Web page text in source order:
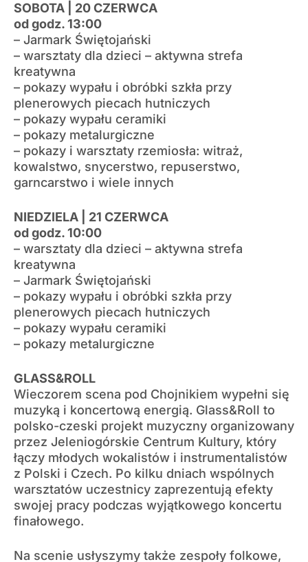
SOBOTA | 20 CZERWCA
od godz. 13:00
– Jarmark Świętojański
– warsztaty dla dzieci – aktywna strefa
kreatywna
– pokazy wypału i obróbki szkła przy
plenerowych piecach hutniczych
– pokazy wypału ceramiki
– pokazy metalurgiczne
– pokazy i warsztaty rzemiosła: witraż,
kowalstwo, snycerstwo, repuserstwo,
garncarstwo i wiele innych
NIEDZIELA | 21 CZERWCA
od godz. 10:00
– warsztaty dla dzieci – aktywna strefa
kreatywna
– Jarmark Świętojański
– pokazy wypału i obróbki szkła przy
plenerowych piecach hutniczych
– pokazy wypału ceramiki
– pokazy metalurgiczne
GLASS&ROLL
Wieczorem scena pod Chojnikiem wypełni się
muzyką i koncertową energią. Glass&Roll to
polsko-czeski projekt muzyczny organizowany
przez Jeleniogórskie Centrum Kultury, który
łączy młodych wokalistów i instrumentalistów
z Polski i Czech. Po kilku dniach wspólnych
warsztatów uczestnicy zaprezentują efekty
swojej pracy podczas wyjątkowego koncertu
finałowego.
Na scenie usłyszymy także zespoły folkowe,